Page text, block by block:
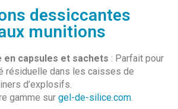
dessiccantes
munitions
en capsules et sachets : Parfait pour
résiduelle dans les caisses de
d’explosifs.
gamme sur gel-de-silice.com.